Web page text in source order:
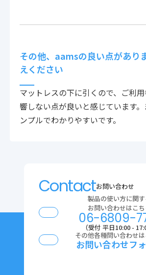
その他、aamsの良い点があり
えください
マットレスの下に引くので、ご利
響しない点が良いと感じています
ンプルでわかりやすいです。
Contactお問い合わせ
製品の使い方に関
お問い合わせはこち
06-6809-
（受付 平日10:00 -
その他各種問い合わせ
お問い合わせフ